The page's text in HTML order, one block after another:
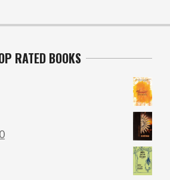
RATED BOOKS
Current